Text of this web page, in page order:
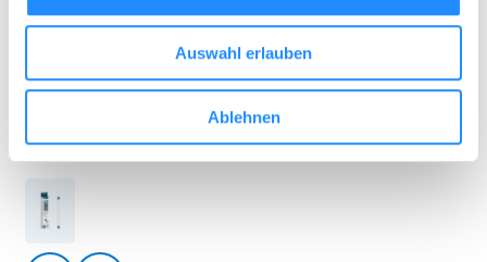
Auswahl erlauben
Ablehnen